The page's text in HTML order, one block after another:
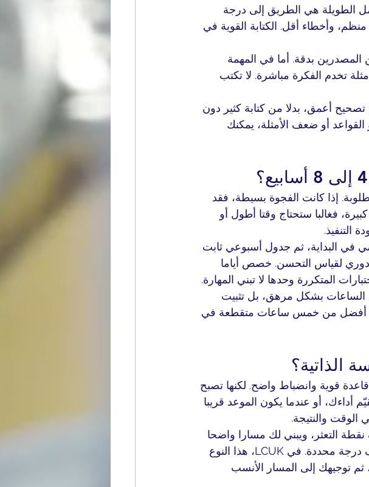
الطويلة هي الطريق إلى درجة
وأخطاء أقل. الكتابة القوية في
المصدرين بدقة. أما في المهمة
تخدم الفكرة مباشرة. لا تكتب
أعمق، بدلا من كتابة كثير دون
أو ضعف الأمثلة، يمكنك
إذا كانت الفجوة بسيطة، فقد
تحتاج قفزة كبيرة، فغالبا ستحتاج وقتا أطول أو
التنفيذ.
في البداية، ثم جدول أسبوعي ثابت
دوري لقياس التحسن. خصص أياما
المتكررة وحدها لا تبني المهارة.
الساعات بشكل مرهق، بل تثبيت
أفضل من خمس ساعات متقطعة في
الذاتية؟
قوية وانضباط واضح. لكنها تصبح
أداءك، أو عندما يكون الموعد قريبا
الوقت والنتيجة.
التعثر، ويبني لك مسارا واضحا
للرفع. وهذا هو الفرق بين التحضير العام والتحضير الذي يستهدف درجة محددة. في LCUK، هذا النوع
ثم توجيهك إلى المسار الأنسب